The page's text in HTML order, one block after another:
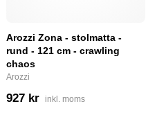
Arozzi Zona - stolmatta -
rund - 121 cm - crawling
chaos
Arozzi
927 kr inkl. moms